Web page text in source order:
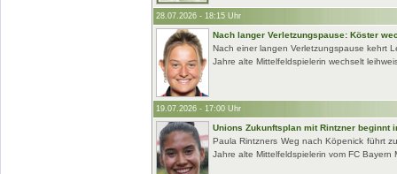
28.07.2026 - 18:15 Uhr
Nach langer Verletzungspause: Köster
Nach einer langen Verletzungspause kehrt
Jahre alte Mittelfeldspielerin wechselt
19.07.2026 - 17:00 Uhr
Unions Zukunftsplan mit Rintzner beginnt
Paula Rintzners Weg nach Köpenick führt
Jahre alte Mittelfeldspielerin vom FC Bayern